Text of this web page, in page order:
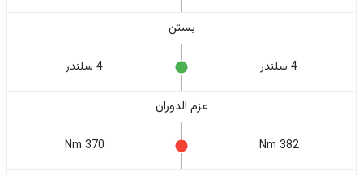
بستن
4 سلندر 4 سلندر
عزم الدوران
382 Nm
370 Nm